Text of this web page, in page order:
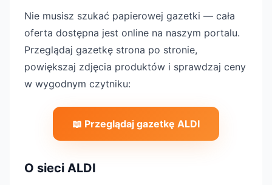
Nie musisz szukać papierowej gazetki — cała
oferta dostępna jest online na naszym portalu.
Przeglądaj gazetkę strona po stronie,
powiększaj zdjęcia produktów i sprawdzaj ceny
w wygodnym czytniku:
📖 Przeglądaj gazetkę ALDI
O sieci ALDI